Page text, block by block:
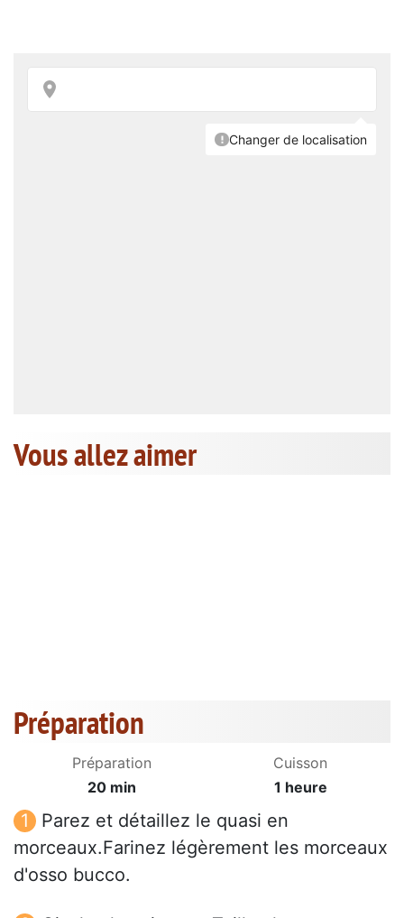
Vous allez aimer
Préparation
Préparation
20 min
Cuisson
1 heure
Parez et détaillez le quasi en
morceaux.Farinez légèrement les morceaux
d'osso bucco.